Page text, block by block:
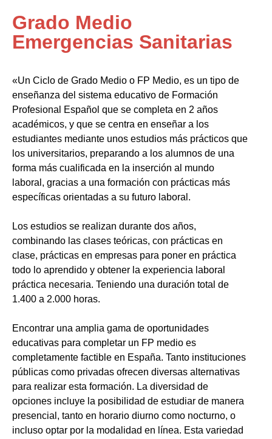
Grado Medio
Emergencias Sanitarias
«Un Ciclo de Grado Medio o FP Medio, es un tipo de
enseñanza del sistema educativo de Formación
Profesional Español que se completa en 2 años
académicos, y que se centra en enseñar a los
estudiantes mediante unos estudios más prácticos que
los universitarios, preparando a los alumnos de una
forma más cualificada en la inserción al mundo
laboral, gracias a una formación con prácticas más
específicas orientadas a su futuro laboral.
Los estudios se realizan durante dos años,
combinando las clases teóricas, con prácticas en
clase, prácticas en empresas para poner en práctica
todo lo aprendido y obtener la experiencia laboral
práctica necesaria. Teniendo una duración total de
1.400 a 2.000 horas.
Encontrar una amplia gama de oportunidades
educativas para completar un FP medio es
completamente factible en España. Tanto instituciones
públicas como privadas ofrecen diversas alternativas
para realizar esta formación. La diversidad de
opciones incluye la posibilidad de estudiar de manera
presencial, tanto en horario diurno como nocturno, o
incluso optar por la modalidad en línea. Esta variedad